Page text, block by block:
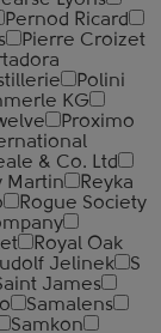
Pernod Ricard
Pierre Croizet
Polini
KG
Proximo
& Co. Ltd
Martin
Reyka
Rogue Society
Royal Oak
Jelinek
S
James
Samalens
Samkon